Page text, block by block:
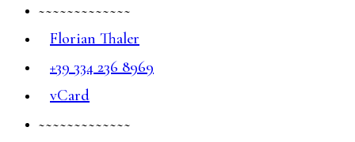
~~~~~~~~~~~~~
Florian Thaler
+39 334 236 8969
vCard
~~~~~~~~~~~~~